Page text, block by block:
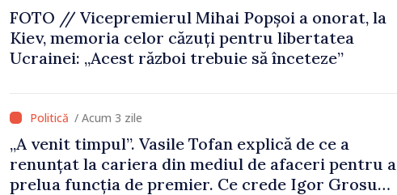
FOTO // Vicepremierul Mihai Popșoi a onorat, la
Kiev, memoria celor căzuți pentru libertatea
Ucrainei: „Acest război trebuie să înceteze”
/ Acum 3 zile
„A venit timpul”. Vasile Tofan explică de ce a
renunțat la cariera din mediul de afaceri pentru a
prelua funcția de premier. Ce crede Igor Grosu